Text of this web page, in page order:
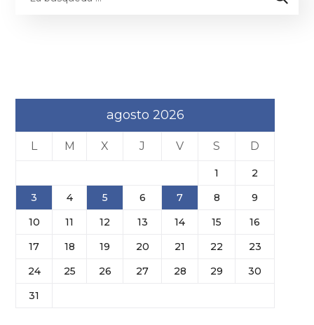
agosto 2026
L M X J V S D
1
2
3
4 5 6 7 8
9
10
11 12 13 14 15
16
17
18 19 20 21 22
23
24
25 26 27 28 29
30
31